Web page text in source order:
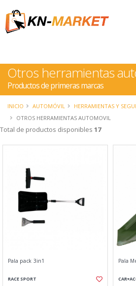
Otros herramientas
Productos de primeras marcas
INICIO AUTOMÓVIL
HERRAMIENTAS Y
OTROS HERRAMIENTAS AUTOMOVIL
Total de productos disponibles 17
Pala pack 3in1
RACE SPORT
Pala